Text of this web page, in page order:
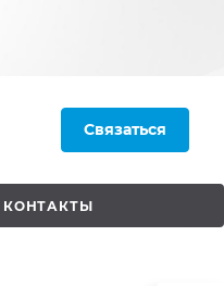
Связаться
КОНТАКТЫ